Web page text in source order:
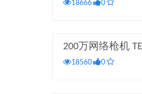
18666 0
200万网络枪机
18560 0